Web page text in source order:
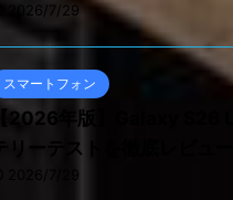
2026/7/29
スマートフォン
【2026年版】Galaxy S26
テリーテストを徹底レビュー
2026/7/29